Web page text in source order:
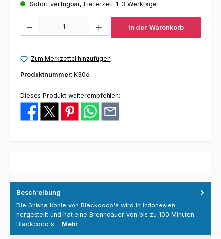
Sofort verfügbar, Lieferzeit: 1-3 Werktage
In den Warenkorb
Zum Merkzettel hinzufügen
Produktnummer: K306
Dieses Produkt weiterempfehlen:
Beschreibung
Die Shisha Kohle von Blackcoco's wird in Indonesien
hergestellt und hat eine Brenndauer von bis zu 100 Minuten.
Blackcoco's… Mehr